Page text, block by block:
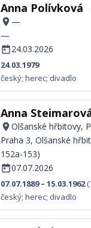
Anna Polívková
—
—
24.03.2026
24.03.1979
český; herec; divadlo
Anna
Olšanské hřbitovy,
Praha 3, Olšanské
152a-153)
07.07.2026
07.07.1889 – 15.03.1962
český; herec; divadlo